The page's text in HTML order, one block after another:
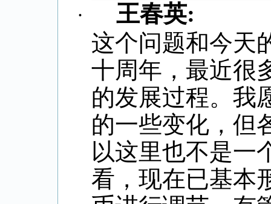
· 王春英:
这个问题和今天
十周年，最近很
的发展过程。我
的一些变化，但
以这里也不是一
看，现在已基本